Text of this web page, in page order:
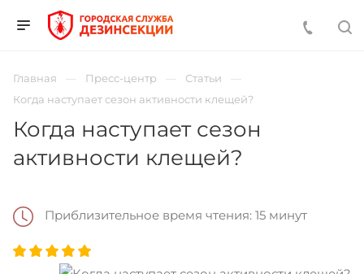
Главная Пресс-центр
Статьи
Когда наступает сезон активности клещей?
Когда наступает сезон
активности клещей?
Приблизительное время чтения: 15 минут